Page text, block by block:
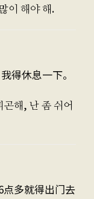
이 해야 해.
得休息一下。
곤해, 난 좀 쉬어
多就得出门去